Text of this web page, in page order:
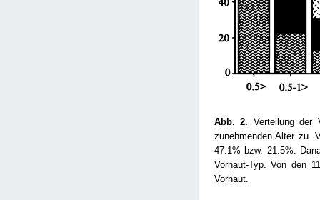
Abb. 2. Verteilung der
zunehmenden Alter zu.
47.1% bzw. 21.5%.
Vorhaut-Typ. Von den
Vorhaut.